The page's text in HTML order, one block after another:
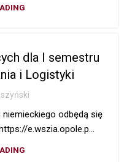
dla I semestru
i Logistyki
odbędą się
e.wszia.opole.p...